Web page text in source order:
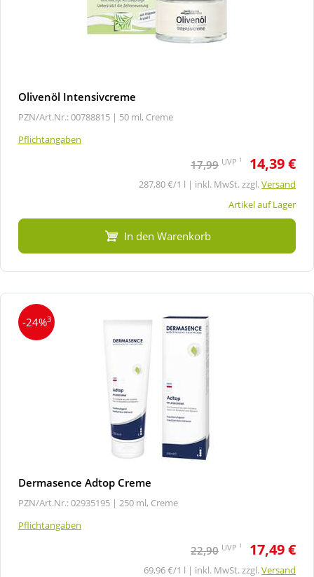
Olivenöl Intensivcreme
PZN/Art.Nr.: 00788815 | 50 ml, Creme
Pflichtangaben
17,99 UVP 1 14,39 €
287,80 €/1 l | inkl. MwSt. zzgl.Versand
Artikel auf Lager
In den Warenkorb
-24%3
Dermasence Adtop Creme
PZN/Art.Nr.: 02935195 | 250 ml, Creme
Pflichtangaben
22,90 UVP 1 17,49 €
69,96 €/1 l | inkl. MwSt. zzgl.Versand